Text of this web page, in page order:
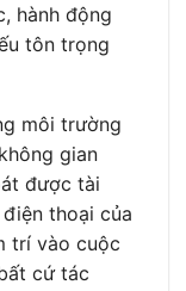
hành động
tôn trọng
môi trường
gian
được tài
thoại của
trí vào cuộc
cứ tác